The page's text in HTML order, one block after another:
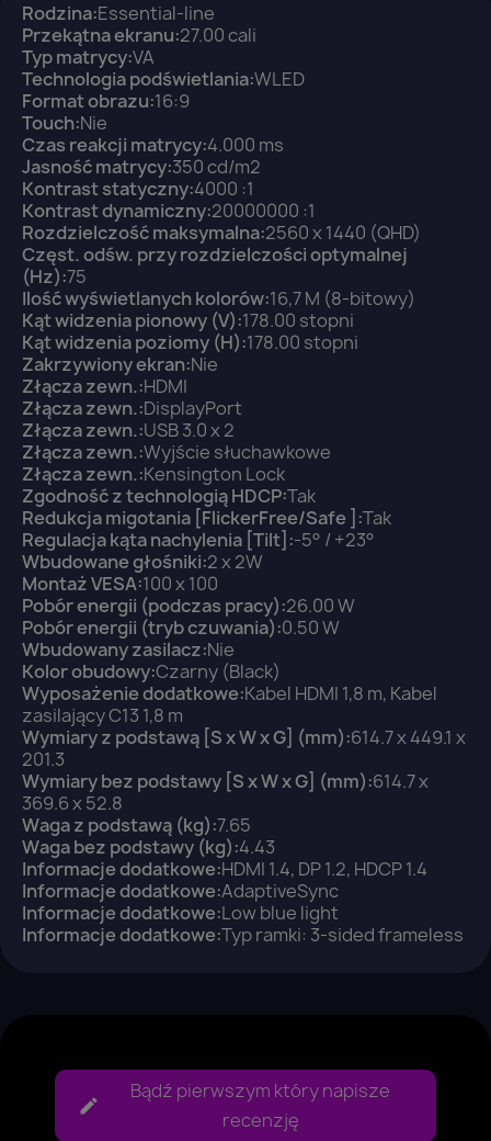
Rodzina:Essential-line
Przekątna ekranu:27.00 cali
Typ matrycy:VA
Technologia podświetlania:WLED
Format obrazu:16:9
Touch:Nie
Czas reakcji matrycy:4.000 ms
Jasność matrycy:350 cd/m2
Kontrast statyczny:4000 :1
Kontrast dynamiczny:20000000 :1
Rozdzielczość maksymalna:2560 x 1440 (QHD)
Częst. odśw. przy rozdzielczości optymalnej
(Hz):75
Ilość wyświetlanych kolorów:16,7 M (8-bitowy)
Kąt widzenia pionowy (V):178.00 stopni
Kąt widzenia poziomy (H):178.00 stopni
Zakrzywiony ekran:Nie
Złącza zewn.:HDMI
Złącza zewn.:DisplayPort
Złącza zewn.:USB 3.0 x 2
Złącza zewn.:Wyjście słuchawkowe
Złącza zewn.:Kensington Lock
Zgodność z technologią HDCP:Tak
Redukcja migotania [FlickerFree/Safe ]:Tak
Regulacja kąta nachylenia [Tilt]:-5° / +23°
Wbudowane głośniki:2 x 2W
Montaż VESA:100 x 100
Pobór energii (podczas pracy):26.00 W
Pobór energii (tryb czuwania):0.50 W
Wbudowany zasilacz:Nie
Kolor obudowy:Czarny (Black)
Wyposażenie dodatkowe:Kabel HDMI 1,8 m, Kabel
zasilający C13 1,8 m
Wymiary z podstawą [S x W x G] (mm):614.7 x 449.1 x
201.3
Wymiary bez podstawy [S x W x G] (mm):614.7 x
369.6 x 52.8
Waga z podstawą (kg):7.65
Waga bez podstawy (kg):4.43
Informacje dodatkowe:HDMI 1.4, DP 1.2, HDCP 1.4
Informacje dodatkowe:AdaptiveSync
Informacje dodatkowe:Low blue light
Informacje dodatkowe:Typ ramki: 3-sided frameless
Bądź pierwszym który napisze
recenzję
Zaloguj się
You need to be logged in to save products in your
wish list.
Anuluj Zaloguj się